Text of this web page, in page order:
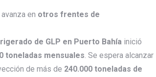
en otros frentes de
de GLP en Puerto Bahía inició
toneladas mensuales . Se espera alcanzar
de más de 240.000 toneladas de